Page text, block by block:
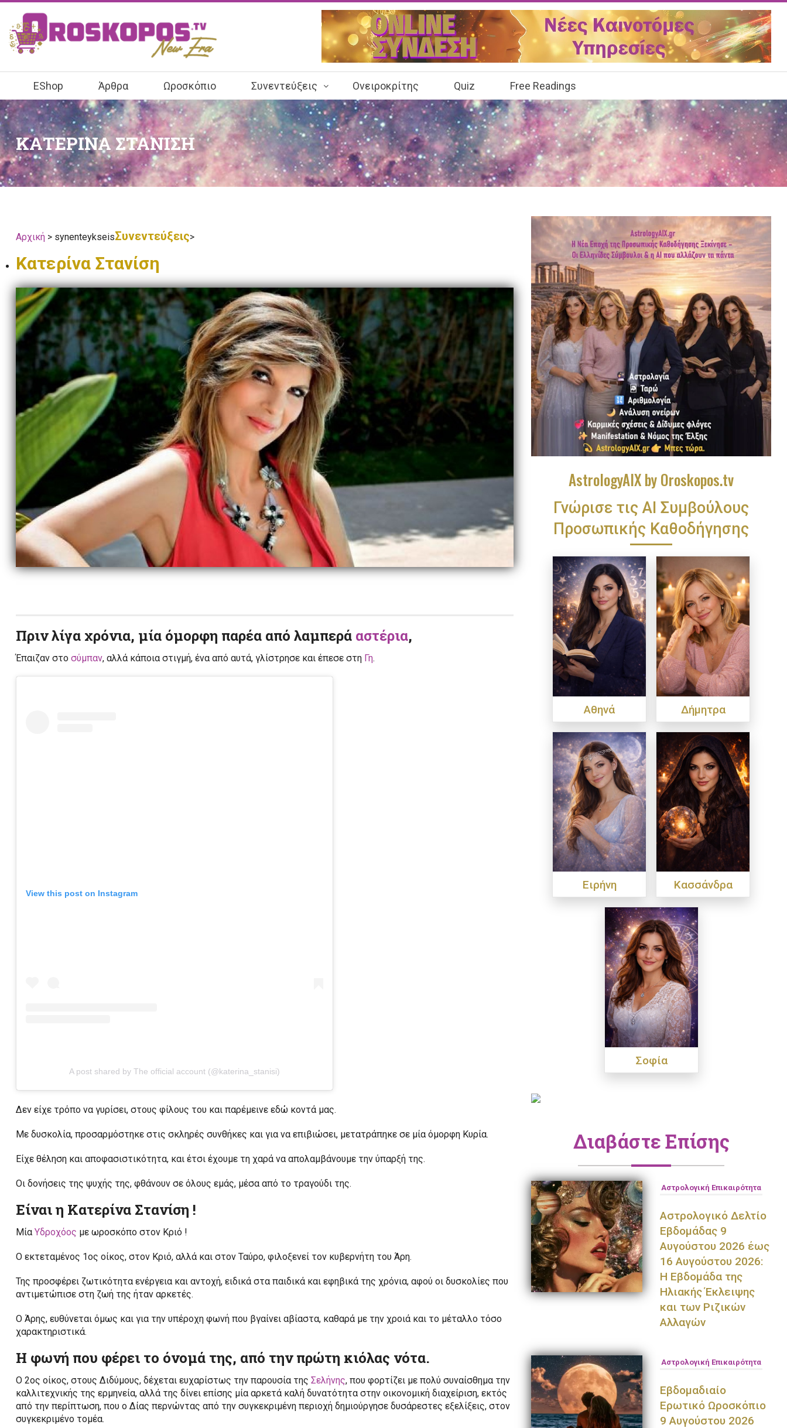
EShop Άρθρα Ωροσκόπιο Συνεντεύξεις Ονειροκρίτης Quiz Free Readings
ΚΑΤΕΡΙΝΑ ΣΤΑΝΙΣΗ
Αρχική > synenteykseisΣυνεντεύξεις>
Κατερίνα Στανίση
Πριν λίγα χρόνια, μία όμορφη παρέα από λαμπερά αστέρια,
Έπαιζαν στο σύμπαν, αλλά κάποια στιγμή, ένα από αυτά, γλίστρησε και έπεσε στη Γη.
View this post on Instagram
A post shared by The official account (@katerina_stanisi)
Δεν είχε τρόπο να γυρίσει, στους φίλους του και παρέμεινε εδώ κοντά μας.
Με δυσκολία, προσαρμόστηκε στις σκληρές συνθήκες και για να επιβιώσει, μετατράπηκε σε μία όμορφη Κυρία.
Είχε θέληση και αποφασιστικότητα, και έτσι έχουμε τη χαρά να απολαμβάνουμε την ύπαρξή της.
Οι δονήσεις της ψυχής της, φθάνουν σε όλους εμάς, μέσα από το τραγούδι της.
Είναι η Κατερίνα Στανίση !
Μία Υδροχόος με ωροσκόπο στον Κριό !
Ο εκτεταμένος 1ος οίκος, στον Κριό, αλλά και στον Ταύρο, φιλοξενεί τον κυβερνήτη του Άρη.
Της προσφέρει ζωτικότητα ενέργεια και αντοχή, ειδικά στα παιδικά και εφηβικά της χρόνια, αφού οι δυσκολίες που
αντιμετώπισε στη ζωή της ήταν αρκετές.
Ο Άρης, ευθύνεται όμως και για την υπέροχη φωνή που βγαίνει αβίαστα, καθαρά με την χροιά και το μέταλλο τόσο
χαρακτηριστικά.
Η φωνή που φέρει το όνομά της, από την πρώτη κιόλας νότα.
Ο 2ος οίκος, στους Διδύμους, δέχεται ευχαρίστως την παρουσία της Σελήνης, που φορτίζει με πολύ συναίσθημα την
καλλιτεχνικής της ερμηνεία, αλλά της δίνει επίσης μία αρκετά καλή δυνατότητα στην οικονομική διαχείριση, εκτός
από την περίπτωση, που ο Δίας περνώντας από την συγκεκριμένη περιοχή δημιούργησε δυσάρεστες εξελίξεις, στον
συγκεκριμένο τομέα.
AstrologyAIX by Oroskopos.tv
Γνώρισε τις ΑΙ Συμβούλους
Προσωπικής Καθοδήγησης
Αθηνά Δήμητρα
Ειρήνη Κασσάνδρα
Σοφία
Διαβάστε Επίσης
Αστρολογική Επικαιρότητα
Αστρολογικό Δελτίο
Εβδομάδας 9
Αυγούστου 2026 έως
16 Αυγούστου 2026:
Η Εβδομάδα της
Ηλιακής Έκλειψης
και των Ριζικών
Αλλαγών
Αστρολογική Επικαιρότητα
Εβδομαδιαίο
Ερωτικό Ωροσκόπιο
9 Αυγούστου 2026